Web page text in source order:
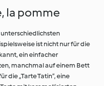
la pomme
ist nicht nur für die
ein einfacher
manchmal auf einem Bett
die „Tarte Tatin“, eine